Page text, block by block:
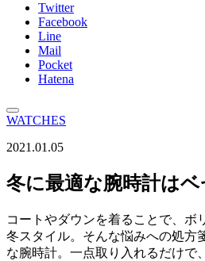
Twitter
Facebook
Line
Mail
Pocket
Hatena
WATCHES
2021.01.05
冬に最適な腕時計は
コートやダウンを着ることで、ボ
冬スタイル。そんな悩みへの処方
な腕時計。一点取り入れるだけで